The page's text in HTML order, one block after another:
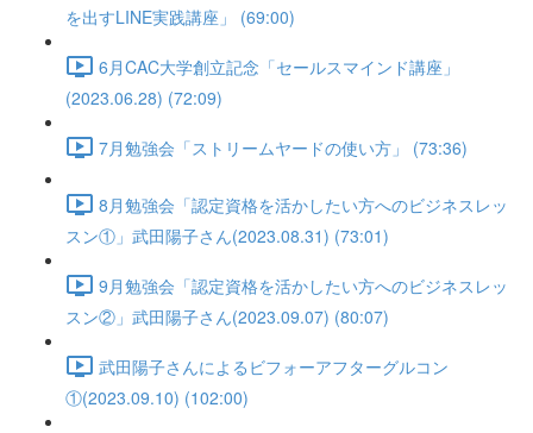
を出すLINE実践講座」 (69:00)
6月CAC大学創立記念「セールスマインド講座」
(2023.06.28) (72:09)
7月勉強会「ストリームヤードの使い方」 (73:36)
8月勉強会「認定資格を活かしたい方へのビジネスレッ
スン①」武田陽子さん(2023.08.31) (73:01)
9月勉強会「認定資格を活かしたい方へのビジネスレッ
スン②」武田陽子さん(2023.09.07) (80:07)
武田陽子さんによるビフォーアフターグルコン
①(2023.09.10) (102:00)